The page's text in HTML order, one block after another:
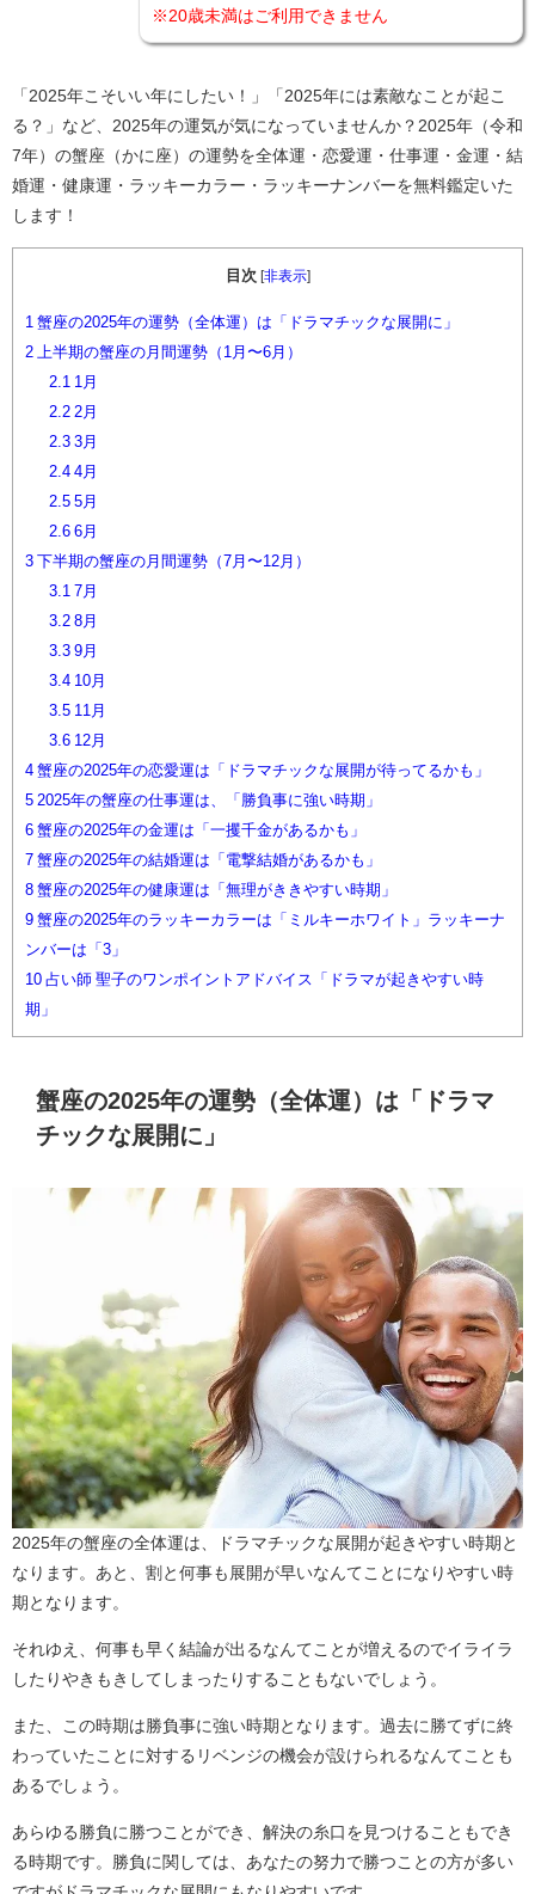
※20歳未満はご利用できません
「2025年こそいい年にしたい！」「2025年には素敵なことが起こ
る？」など、2025年の運気が気になっていませんか？2025年（令和
7年）の蟹座（かに座）の運勢を全体運・恋愛運・仕事運・金運・結
婚運・健康運・ラッキーカラー・ラッキーナンバーを無料鑑定いた
します！
目次 [非表示]
1 蟹座の2025年の運勢（全体運）は「ドラマチックな展開に」
2 上半期の蟹座の月間運勢（1月〜6月）
2.1 1月
2.22月
2.33月
2.44月
2.55月
2.66月
3 下半期の蟹座の月間運勢（7月〜12月）
3.1 7月
3.28月
3.39月
3.410月
3.511月
3.612月
4 蟹座の2025年の恋愛運は「ドラマチックな展開が待ってるかも」
5 2025年の蟹座の仕事運は、「勝負事に強い時期」
6 蟹座の2025年の金運は「一攫千金があるかも」
7 蟹座の2025年の結婚運は「電撃結婚があるかも」
8 蟹座の2025年の健康運は「無理がききやすい時期」
9 蟹座の2025年のラッキーカラーは「ミルキーホワイト」ラッキーナ
ンバーは「3」
10 占い師 聖子のワンポイントアドバイス「ドラマが起きやすい時
期」
蟹座の2025年の運勢（全体運）は「ドラマ
チックな展開に」
2025年の蟹座の全体運は、ドラマチックな展開が起きやすい時期と
なります。あと、割と何事も展開が早いなんてことになりやすい時
期となります。
それゆえ、何事も早く結論が出るなんてことが増えるのでイライラ
したりやきもきしてしまったりすることもないでしょう。
また、この時期は勝負事に強い時期となります。過去に勝てずに終
わっていたことに対するリベンジの機会が設けられるなんてことも
あるでしょう。
あらゆる勝負に勝つことができ、解決の糸口を見つけることもでき
る時期です。勝負に関しては、あなたの努力で勝つことの方が多い